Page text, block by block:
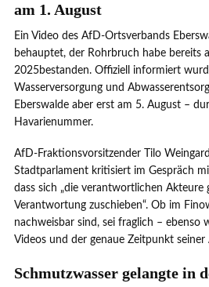
am 1. August
Ein Video des AfD-Ortsverbands
behauptet, der Rohrbruch habe bereits
2025bestanden. Offiziell informiert
Wasserversorgung und
Eberswalde aber erst am 5. August –
Havarienummer.
AfD-Fraktionsvorsitzender Tilo
Stadtparlament kritisiert im Gespräch
dass sich „die verantwortlichen Akteure
Verantwortung zuschieben“. Ob im
nachweisbar sind, sei fraglich – ebenso
Videos und der genaue Zeitpunkt seiner
Schmutzwasser gelangte in